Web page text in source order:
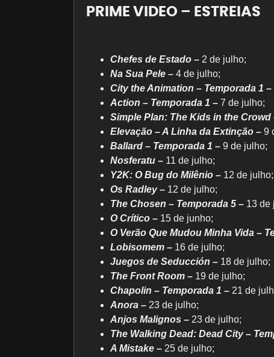
PRIME VIDEO – ESTREIAS
Chefes de Estado – 2 de julho;
Na Sua Pele – 4 de julho;
City the Animation – Temporada 1 –
Action – Temporada 1 – 7 de julho;
Simple Plan: The Kids in the Crowd
Elevação – A Linha da Extinção – 9
Ballard – Temporada 1 – 9 de julho;
Nosferatu – 11 de julho;
Y2K: O Bug do Milênio – 12 de julho;
Os Radley – 12 de julho;
The Chosen – Temporada 5 – 13 de
O Crítico – 15 de junho;
O Verão Que Mudou Minha Vida –
Lobisomem – 16 de julho;
Juegos de Seducción – 18 de julho;
The Front Room – 19 de julho;
Chapolin – Temporada 1 – 21 de
Anora – 23 de julho;
Anjos Malignos – 23 de julho;
The Walking Dead: Dead City –
A Mistake – 25 de julho;